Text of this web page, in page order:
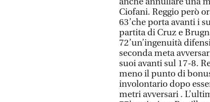
Ciofani. Reggio però
63’che porta avanti i
partita di Cruz e
72’un’ingenuità
seconda meta
suoi avanti sul 17-8.
meno il punto di
involontario dopo
metri avversari .